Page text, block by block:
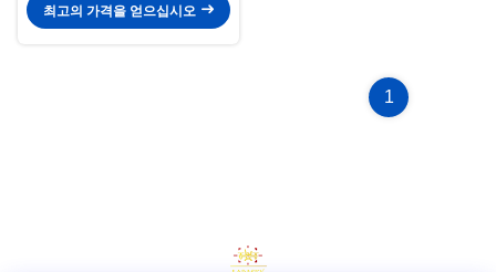
최고의 가격을 얻으십시오
1